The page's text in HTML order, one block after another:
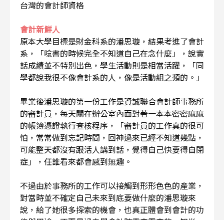
台灣的會計師資格
會計新鮮人
原本大學目標是財金科系的潘思璇，結果考進了會計
系，「唸書的時候完全不知道自己在念什麼」，說實
話成績並不特別出色，學生活動則是相當活躍，「同
學都說我很不像會計系的人，像是活動組之類的。」
畢業後潘思璇的第一份工作是資誠聯合會計師事務所
的審計員，每天關在辦公室內面對著一本本密密麻麻
的帳簿憑證執行查核程序，「審計員的工作真的很可
怕，常常做到忘記時間，回神過來已經不知道幾點，
可能整天都沒有跟活人講到話，覺得自己快要得自閉
症」，任誰看來都會感到無趣。
不過由於事務所的工作可以接觸到形形色色的產業，
對當時並不確定自己未來到底要做什麼的潘思璇來
說，給了她很多探索的機會，也真正體會到會計的功